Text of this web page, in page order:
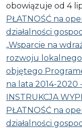
obowiązuje od 4
PŁATNOŚĆ na
działalności
„Wsparcie na
rozwoju
objętego
na lata 2014-
INSTRUKCJA
PŁATNOŚĆ na
działalności